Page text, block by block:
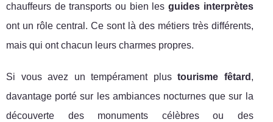
chauffeurs de transports ou bien les guides interprètes
ont un rôle central. Ce sont là des métiers très différents,
mais qui ont chacun leurs charmes propres.
Si vous avez un tempérament plustourisme fêtard ,
davantage porté sur les ambiances nocturnes que sur la
découverte des monuments célèbres ou des